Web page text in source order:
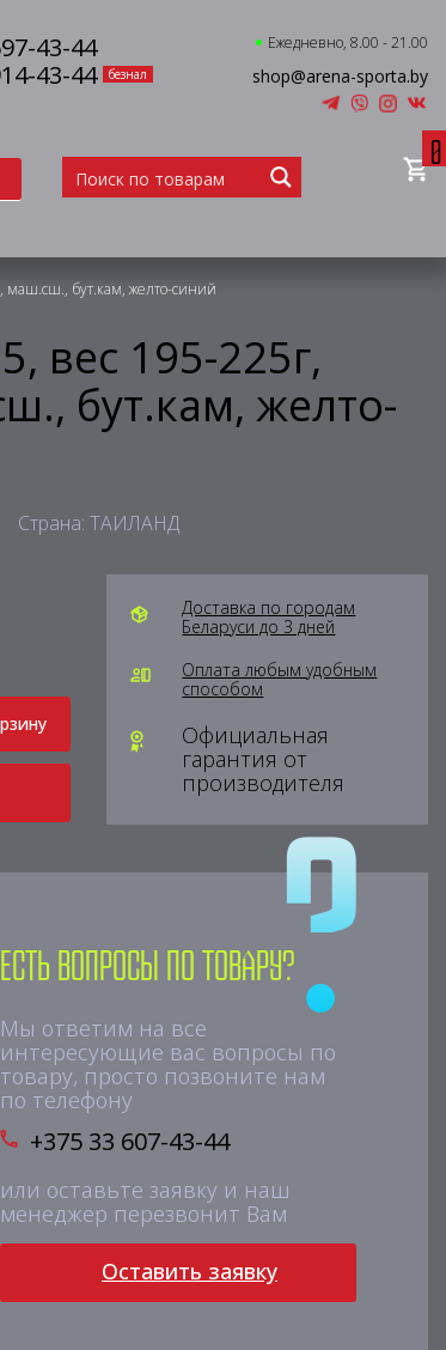
43-44
43-44 безнал
Ежедневно, 8.00 - 21.00
shop@arena-sporta.by
0
маш.сш., бут.кам, желто-синий
вес 195-225г,
бут.кам, желто-
Страна: ТАИЛАНД
Доставка по городам
Беларуси до 3 дней
Оплата любым удобным
способом
Официальная
гарантия от
производителя
Есть вопросы по товару?
Мы ответим на все
интересующие вас вопросы по
товару, просто позвоните нам
по телефону
+375 33 607-43-44
или оставьте заявку и наш
менеджер перезвонит Вам
Оставить заявку